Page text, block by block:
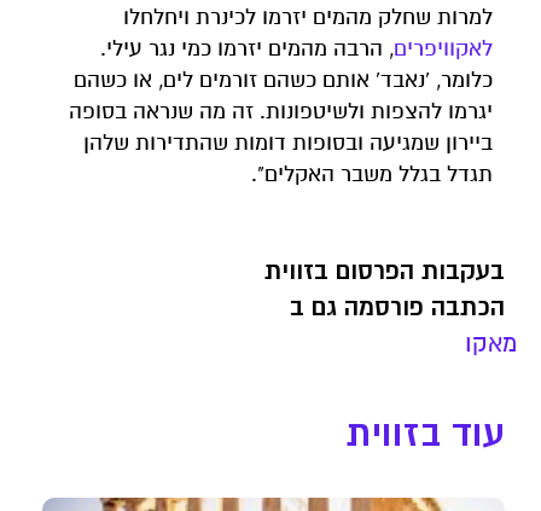
למרות שחלק מהמים יזרמו לכינרת ויחלחלו
לאקוויפרים, הרבה מהמים יזרמו כמי נגר עילי.
כלומר, 'נאבד' אותם כשהם זורמים לים, או כשהם
יגרמו להצפות ולשיטפונות. זה מה שנראה בסופה
ביירון שמגיעה ובסופות דומות שהתדירות שלהן
תגדל בגלל משבר האקלים".
בעקבות הפרסום בזווית
הכתבה פורסמה גם ב
מאקו
עוד בזווית